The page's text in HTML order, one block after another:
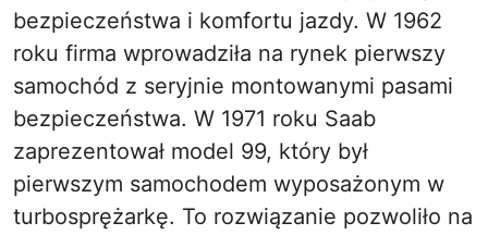
bezpieczeństwa i komfortu jazdy. W 1962
roku firma wprowadziła na rynek pierwszy
samochód z seryjnie montowanymi pasami
bezpieczeństwa. W 1971 roku Saab
zaprezentował model 99, który był
pierwszym samochodem wyposażonym w
turbosprężarkę. To rozwiązanie pozwoliło na